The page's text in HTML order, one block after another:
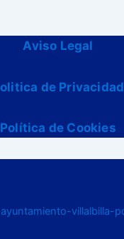
Aviso Legal
de Privacidad
Política de Cookies